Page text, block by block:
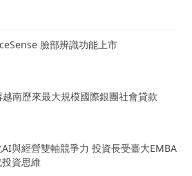
臉部辨識功能上市
南歷來最大規模國際銀團社會貸款
與經營雙軸競爭力 投資長受臺大EMBA
資思維